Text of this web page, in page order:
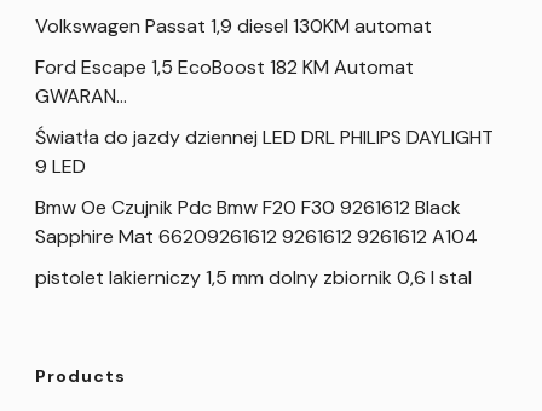
Volkswagen Passat 1,9 diesel 130KM automat
Ford Escape 1,5 EcoBoost 182 KM Automat
GWARAN…
Światła do jazdy dziennej LED DRL PHILIPS DAYLIGHT
9 LED
Bmw Oe Czujnik Pdc Bmw F20 F30 9261612 Black
Sapphire Mat 66209261612 9261612 9261612 A104
pistolet lakierniczy 1,5 mm dolny zbiornik 0,6 l stal
Products